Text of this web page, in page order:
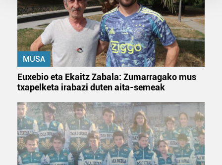
Guk eta gure bazkideek zure datu pertsonalak
prozesatzen ditugu, zure IP zenbakia, besteak beste,
teknologia erabiliz, cookieak adibidez, iragarki eta eduki
pertsonalizatuak eskaintzeko, iragarkiak eta edukia
neurtzeko, jendeari buruzko informazioa biltzeko eta
produktuak garatzeko. Zure datuak nork eta zertarako
erabiltzen dituen hauta dezakezu.
Bazkide batzuek ez dizute baimenik eskatzen, eta beren
interes komertzial legitimoetan babesten dira. Ikusi gure
bazkideen zerrenda, beren ustez zein helburutarako
duten interes legitimoa eta horren aurka nola egin
dezakezun ikusteko.
MUSA
Euxebio eta Ekaitz Zabala: Zumarragako mus
txapelketa irabazi duten aita-semeak